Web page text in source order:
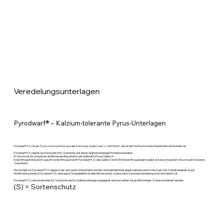
Veredelungsunterlagen
Pyrodwarf® – Kalzium-tolerante Pyrus-Unterlagen
Pyrodwarf®(S) ist einPyrus communisKlon aus der Kreuzung „Gute Luise“ x „Old Home“, der an der Fachhochschule Geisenheim entstanden ist.
Pyrodwarf®(S) eignet sich besonders für Standorte, auf denen Quittenunterlagen Probleme bereiten.
Im Wuchs ist sie schwächer als Birnensämling, ähnlich wie Quitte BA29 und Quitte A.
In der Ertragshöhe und im spezifi schen Ertrag erreicht Pyrodwarf®(S) die Quitte C nicht. Ein früher Ertragsbeginn ergibt sich bei schwachem Wuchs auf trockenen
Standorten.
Die Vorteile von Pyrodwarf®(S) liegen in der sehr guten Winterhärte und der Unempfindlichkeit gegen kalkinduzierte Chlorosen. Die Standfestigkeit ist gut.
Als Birnentyp besitzt Pyrodwarf®(S) eine gute Kompatibilität mit allen Birnensorten, sodass eine Zwischenveredelung nicht erforderlich ist.
Pyrodwarf®(S) wird empfohlen für Standorte, die für Quittenunterlage ungeeignet sind und sollten mit großfrüchtigen Sorten kombiniert werden.
(S) = Sortenschutz